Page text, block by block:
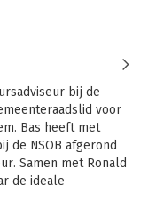
binnen de
bij de
voor
Bas heeft met
de NSOB afgerond
Samen met Ronald
de ideale